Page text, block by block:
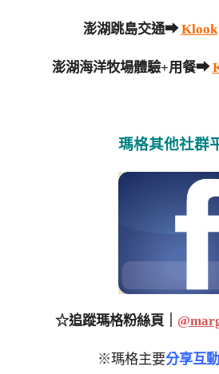
澎湖跳島交通➡Klook
澎湖海洋牧場體驗+用餐➡
瑪格其他社群
☆追蹤瑪格粉絲頁｜
※瑪格主要分享互動